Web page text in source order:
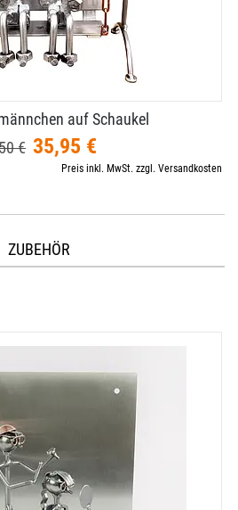
auf Schaukel
€ 35,95 €
Preis inkl. MwSt. zzgl. Versandkosten
ZUBEHÖR